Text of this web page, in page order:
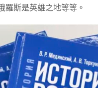
羅斯是英雄之地等等。